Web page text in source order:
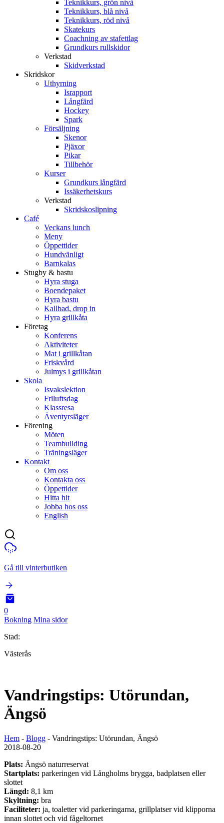
Teknikkurs, grön nivå
Teknikkurs, blå nivå
Teknikkurs, röd nivå
Skatekurs
Coachning av stafettlag
Grundkurs rullskidor
Verkstad
Skidverkstad
Skridskor
Uthyrning
Israpport
Långfärd
Hockey
Spark
Försäljning
Skenor
Pjäxor
Pikar
Tillbehör
Kurser
Grundkurs långfärd
Issäkerhetskurs
Verkstad
Skridskoslipning
Café
Veckans lunch
Meny
Öppettider
Hundvänligt
Barnkalas
Stugby & bastu
Hyra stuga
Boendepaket
Hyra bastu
Kallbad, drop in
Hyra grillkåta
Företag
Konferens
Aktiviteter
Mat i grillkåtan
Friskvård
Julmys i grillkåtan
Skola
Isvakslektion
Friluftsdag
Klassresa
Äventyrsläger
Förening
Möten
Teambuilding
Träningsläger
Kontakt
Om oss
Kontakta oss
Öppettider
Hitta hit
Jobba hos oss
English
Gå till vinterbutiken
0
Bokning Mina sidor
Stad:
Västerås
Vandringstips: Utörundan,
Ängsö
Hem - Blogg - Vandringstips: Utörundan, Ängsö
2018-08-20
Plats: Ängsö naturreservat
Startplats: parkeringen vid Långholms brygga, badplatsen eller
slottet
Längd: 8,1 km
Skyltning: bra
Faciliteter: ja, toaletter vid parkeringarna, grillplatser vid klipporna
innan slottet och vid fågeltornet